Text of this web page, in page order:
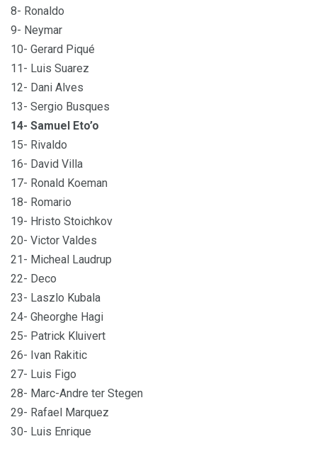
8- Ronaldo
9- Neymar
10- Gerard Piqué
11- Luis Suarez
12- Dani Alves
13- Sergio Busques
14- Samuel Eto’o
15- Rivaldo
16- David Villa
17- Ronald Koeman
18- Romario
19- Hristo Stoichkov
20- Victor Valdes
21- Micheal Laudrup
22- Deco
23- Laszlo Kubala
24- Gheorghe Hagi
25- Patrick Kluivert
26- Ivan Rakitic
27- Luis Figo
28- Marc-Andre ter Stegen
29- Rafael Marquez
30- Luis Enrique